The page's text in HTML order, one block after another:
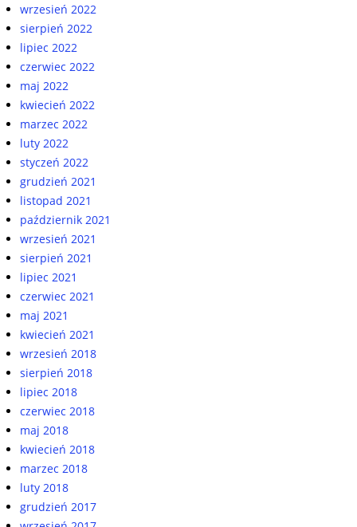
wrzesień 2022
sierpień 2022
lipiec 2022
czerwiec 2022
maj 2022
kwiecień 2022
marzec 2022
luty 2022
styczeń 2022
grudzień 2021
listopad 2021
październik 2021
wrzesień 2021
sierpień 2021
lipiec 2021
czerwiec 2021
maj 2021
kwiecień 2021
wrzesień 2018
sierpień 2018
lipiec 2018
czerwiec 2018
maj 2018
kwiecień 2018
marzec 2018
luty 2018
grudzień 2017